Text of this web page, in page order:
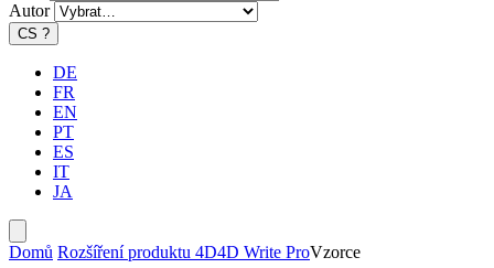
Autor
CS ?
DE
FR
EN
PT
ES
IT
JA
Domů Rozšíření produktu 4D4D Write ProVzorce